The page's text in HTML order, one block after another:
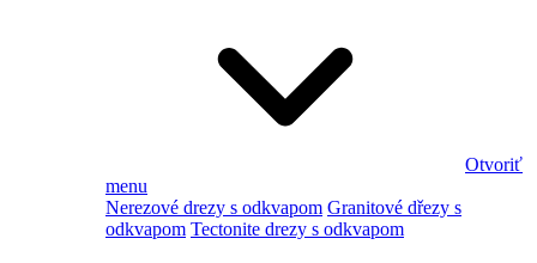
Otvoriť
menu
Nerezové drezy s odkvapom Granitové dřezy s
odkvapom Tectonite drezy s odkvapom